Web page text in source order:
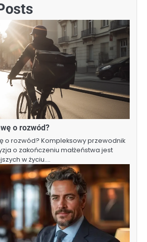
o rozwód?
o rozwód? Kompleksowy przewodnik
o zakończeniu małżeństwa jest
w życiu.…